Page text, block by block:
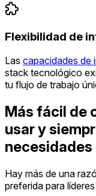
Flexibilidad de
Las capacidades de
stack tecnológico
tu flujo de trabajo
Más fácil de
usar y
necesidades
Hay más de una
preferida para